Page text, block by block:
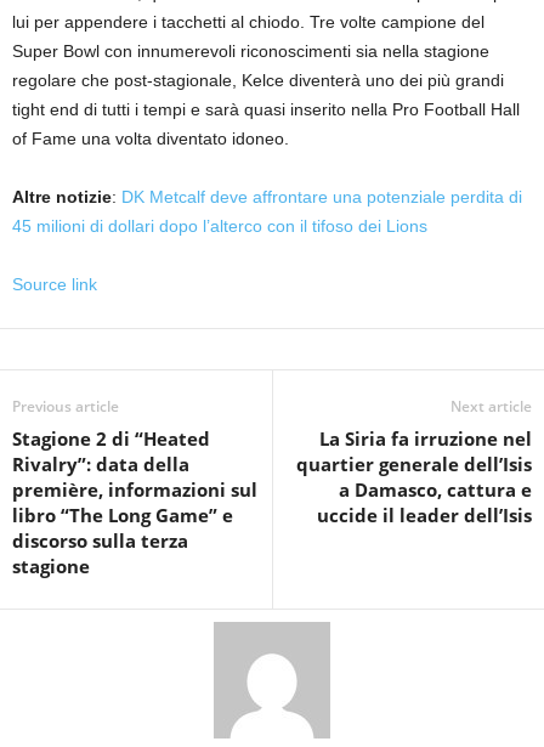
lui per appendere i tacchetti al chiodo. Tre volte campione del
Super Bowl con innumerevoli riconoscimenti sia nella stagione
regolare che post-stagionale, Kelce diventerà uno dei più grandi
tight end di tutti i tempi e sarà quasi inserito nella Pro Football Hall
of Fame una volta diventato idoneo.
Altre notizie: DK Metcalf deve affrontare una potenziale perdita di
45 milioni di dollari dopo l’alterco con il tifoso dei Lions
Source link
Previous article
Stagione 2 di “Heated
Rivalry”: data della
première, informazioni sul
libro “The Long Game” e
discorso sulla terza
stagione
Next article
La Siria fa irruzione nel
quartier generale dell’Isis
a Damasco, cattura e
uccide il leader dell’Isis